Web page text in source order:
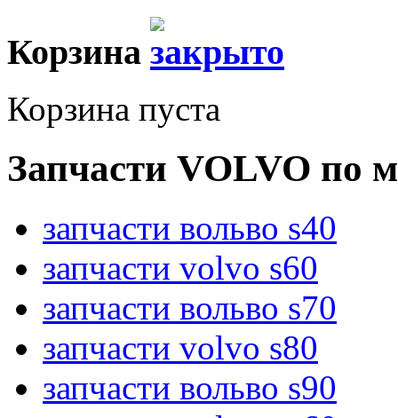
Корзина
Корзина пуста
Запчасти VOLVO по
запчасти вольво s40
запчасти volvo s60
запчасти вольво s70
запчасти volvo s80
запчасти вольво s90